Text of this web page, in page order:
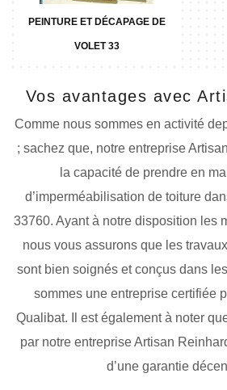
PEINTURE ET DÉCAPAGE DE
VOLET 33
Vos avantages avec
Comme nous sommes en activité
; sachez que, notre entreprise
la capacité de prendre en
d’imperméabilisation de toiture
33760. Ayant à notre disposition les
nous vous assurons que les
sont bien soignés et conçus dans
sommes une entreprise certifiée
Qualibat. Il est également à noter
par notre entreprise Artisan
d’une garantie